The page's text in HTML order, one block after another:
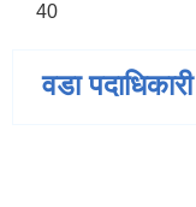
40
वडा पदाधिकारी